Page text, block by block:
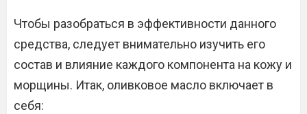
Чтобы разобраться в эффективности данного
средства, следует внимательно изучить его
состав и влияние каждого компонента на кожу и
морщины. Итак, оливковое масло включает в
себя: